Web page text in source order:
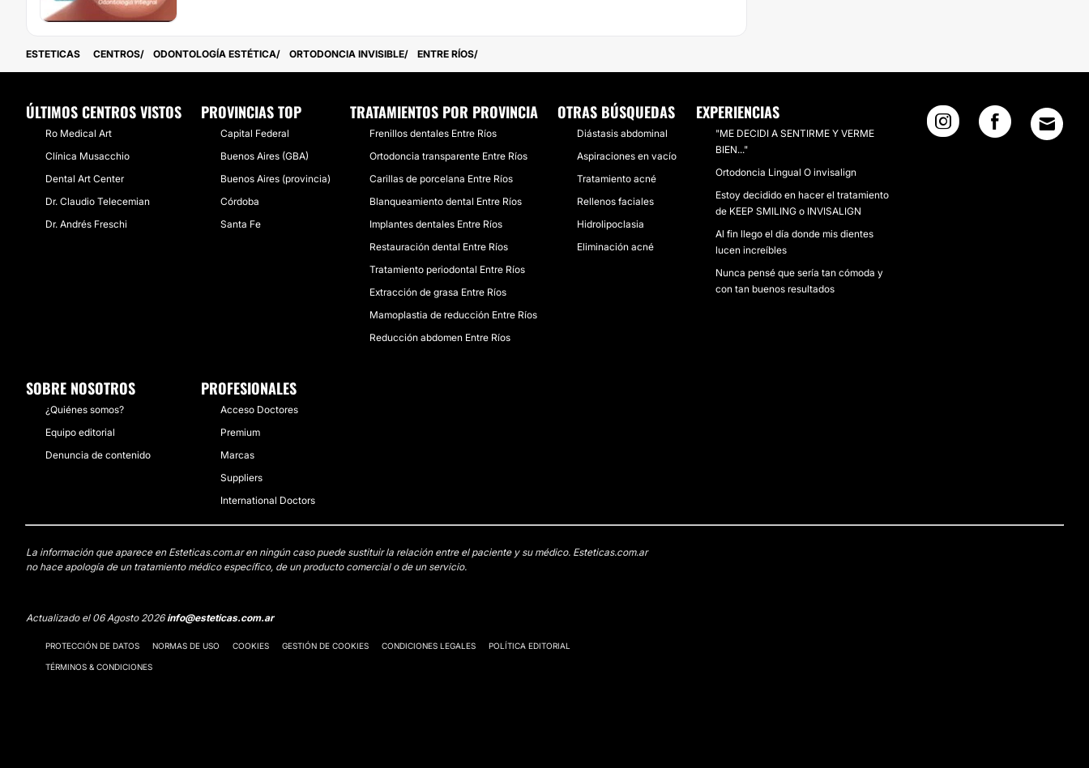
ESTETICAS CENTROS ODONTOLOGÍA ESTÉTICA ORTODONCIA INVISIBLE ENTRE RÍOS
ÚLTIMOS CENTROS VISTOS
Ro Medical Art
Clínica Musacchio
Dental Art Center
Dr. Claudio Telecemian
Dr. Andrés Freschi
PROVINCIAS TOP
Capital Federal
Buenos Aires (GBA)
Buenos Aires (provincia)
Córdoba
Santa Fe
TRATAMIENTOS POR PROVINCIA
Frenillos dentales Entre Ríos
Ortodoncia transparente Entre Ríos
Carillas de porcelana Entre Ríos
Blanqueamiento dental Entre Ríos
Implantes dentales Entre Ríos
Restauración dental Entre Ríos
Tratamiento periodontal Entre Ríos
Extracción de grasa Entre Ríos
Mamoplastia de reducción Entre Ríos
Reducción abdomen Entre Ríos
OTRAS BÚSQUEDAS
Diástasis abdominal
Aspiraciones en vacío
Tratamiento acné
Rellenos faciales
Hidrolipoclasia
Eliminación acné
EXPERIENCIAS
"ME DECIDI A SENTIRME Y VERME
BIEN..."
Ortodoncia Lingual O invisalign
Estoy decidido en hacer el tratamiento
de KEEP SMILING o INVISALIGN
Al fin llego el día donde mis dientes
lucen increíbles
Nunca pensé que sería tan cómoda y
con tan buenos resultados
SOBRE NOSOTROS
¿Quiénes somos?
Equipo editorial
Denuncia de contenido
PROFESIONALES
Acceso Doctores
Premium
Marcas
Suppliers
International Doctors
La información que aparece en Esteticas.com.ar en ningún caso puede sustituir la relación entre el paciente y su médico. Esteticas.com.ar
no hace apología de un tratamiento médico específico, de un producto comercial o de un servicio.
Actualizado el 06 Agosto 2026info@esteticas.com.ar
PROTECCIÓN DE DATOS NORMAS DE USO COOKIES GESTIÓN DE COOKIES CONDICIONES LEGALES POLÍTICA EDITORIAL
TÉRMINOS & CONDICIONES